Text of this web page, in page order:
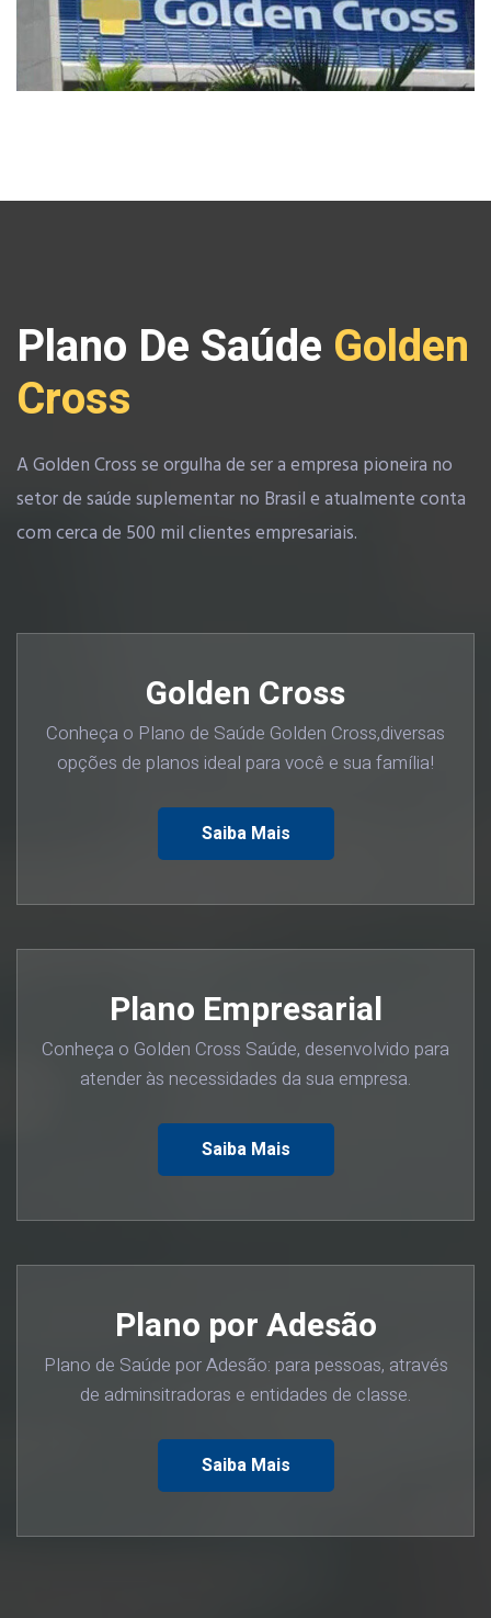
Plano De Saúde Golden
Cross
A Golden Cross se orgulha de ser a empresa pioneira no
setor de saúde suplementar no Brasil e atualmente conta
com cerca de 500 mil clientes empresariais.
Golden Cross
Conheça o Plano de Saúde Golden Cross,diversas
opções de planos ideal para você e sua família!
Saiba Mais
Plano Empresarial
Conheça o Golden Cross Saúde, desenvolvido para
atender às necessidades da sua empresa.
Saiba Mais
Plano por Adesão
Plano de Saúde por Adesão: para pessoas, através
de adminsitradoras e entidades de classe.
Saiba Mais